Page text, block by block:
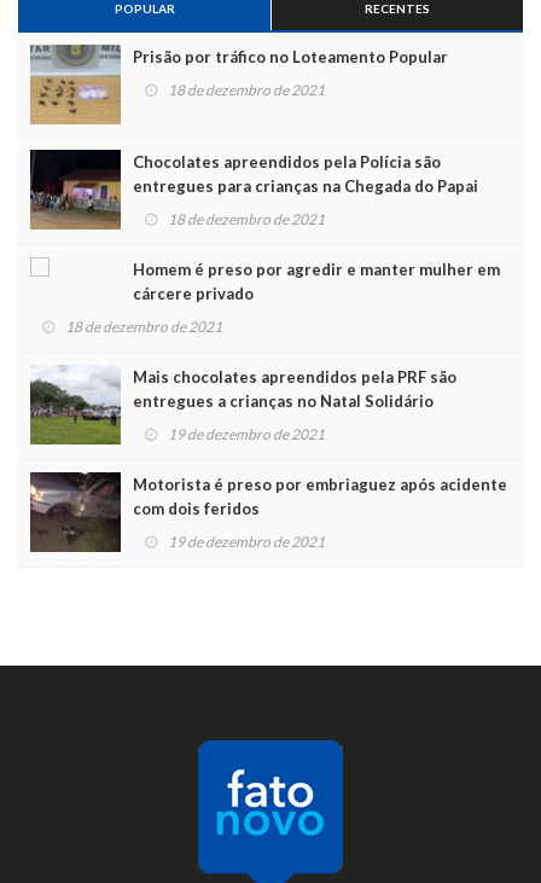
POPULAR RECENTES
Prisão por tráfico no Loteamento Popular
18 de dezembro de 2021
Chocolates apreendidos pela Polícia são
entregues para crianças na Chegada do Papai
Noel
18 de dezembro de 2021
Homem é preso por agredir e manter mulher em
cárcere privado
18 de dezembro de 2021
Mais chocolates apreendidos pela PRF são
entregues a crianças no Natal Solidário
19 de dezembro de 2021
Motorista é preso por embriaguez após acidente
com dois feridos
19 de dezembro de 2021